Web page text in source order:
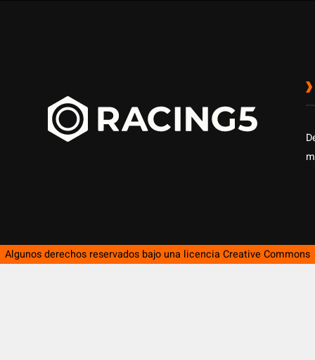
Algunos derechos reservados bajo una licencia Creative Commons